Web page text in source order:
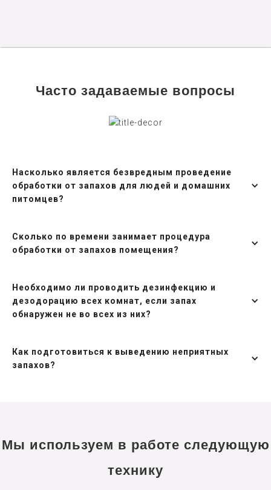
Часто задаваемые вопросы
Насколько является безвредным проведение
обработки от запахов для людей и домашних
питомцев?
Сколько по времени занимает процедура
обработки от запахов помещения?
Необходимо ли проводить дезинфекцию и
дезодорацию всех комнат, если запах
обнаружен не во всех из них?
Как подготовиться к выведению неприятных
запахов?
Мы используем в работе следующую
технику